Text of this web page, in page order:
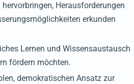
hervorbringen, Herausforderungen
erkunden
Lernen und Wissensaustausch
fördern möchten.
demokratischen Ansatz zur